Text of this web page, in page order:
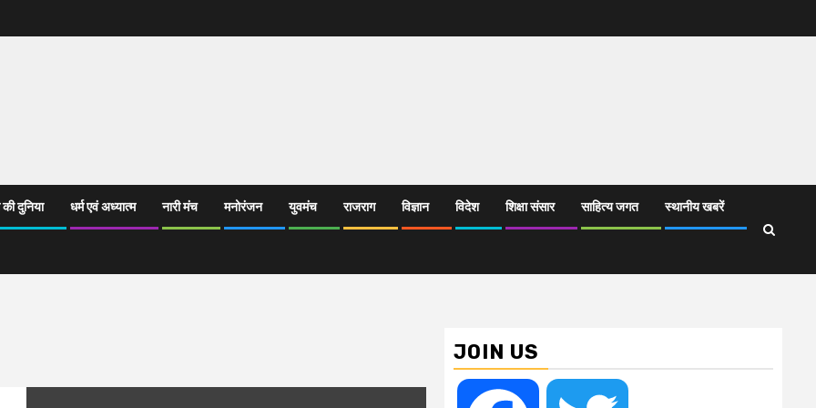
दुनिया धर्म एवं अध्यात्म नारी मंच मनोरंजन युवमंच राजराग विज्ञान विदेश शिक्षा संसार साहित्य जगत स्थानीय खबरें
JOIN US